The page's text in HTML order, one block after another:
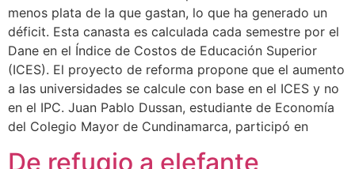
menos plata de la que gastan, lo que ha generado un
déficit. Esta canasta es calculada cada semestre por el
Dane en el Índice de Costos de Educación Superior
(ICES). El proyecto de reforma propone que el aumento
a las universidades se calcule con base en el ICES y no
en el IPC. Juan Pablo Dussan, estudiante de Economía
del Colegio Mayor de Cundinamarca, participó en
De refugio a elefante